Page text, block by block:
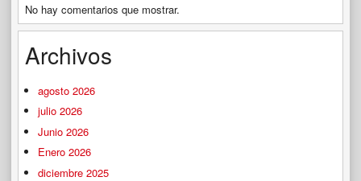
No hay comentarios que mostrar.
Archivos
agosto 2026
julio 2026
Junio 2026
Enero 2026
diciembre 2025